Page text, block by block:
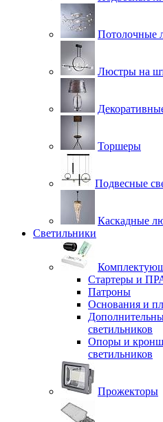
Потолочные
Люстры на
Торшеры
Подвесные
Каскадные
Светильники
Стартеры и
Патроны
Основания и
светильников
Опоры и
светильников
Прожекторы